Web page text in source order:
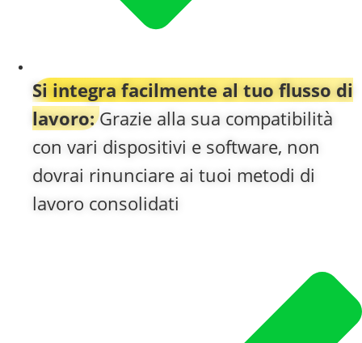
Si integra facilmente al tuo flusso di
lavoro:Grazie alla sua compatibilità
con vari dispositivi e software, non
dovrai rinunciare ai tuoi metodi di
lavoro consolidati